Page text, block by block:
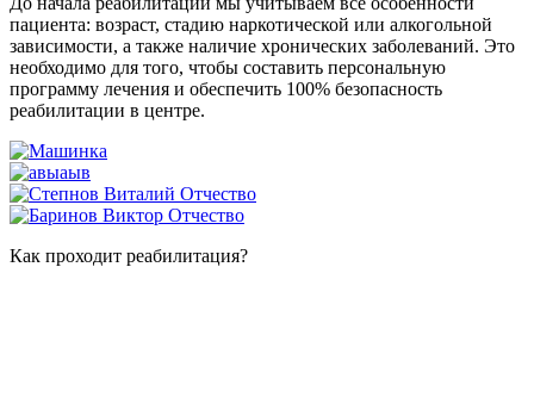
пациента: возраст, стадию наркотической или алкогольной
зависимости, а также наличие хронических заболеваний. Это
необходимо для того, чтобы составить персональную
программу лечения и обеспечить 100% безопасность
реабилитации в центре.
Как проходит реабилитация?